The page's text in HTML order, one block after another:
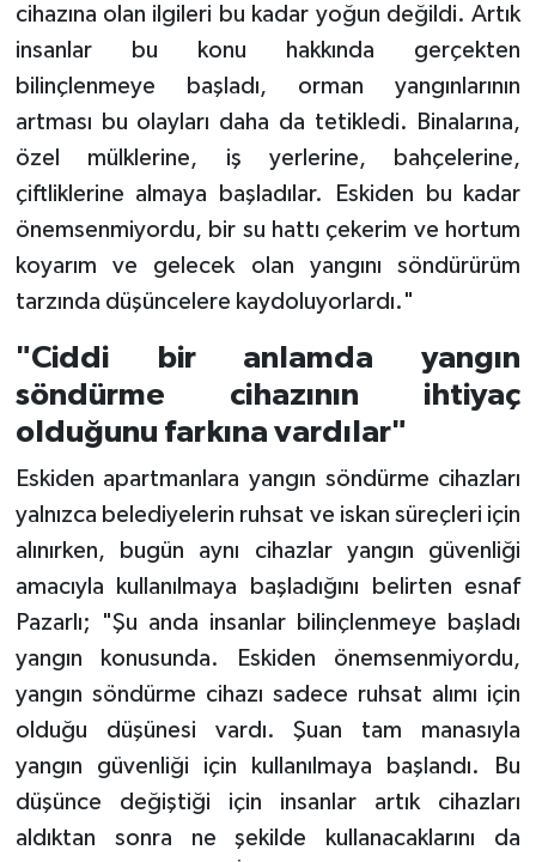
cihazına olan ilgileri bu kadar yoğun değildi. Artık
insanlar bu konu hakkında gerçekten
bilinçlenmeye başladı, orman yangınlarının
artması bu olayları daha da tetikledi. Binalarına,
özel mülklerine, iş yerlerine, bahçelerine,
çiftliklerine almaya başladılar. Eskiden bu kadar
önemsenmiyordu, bir su hattı çekerim ve hortum
koyarım ve gelecek olan yangını söndürürüm
tarzında düşüncelere kaydoluyorlardı."
"Ciddi bir anlamda yangın
söndürme cihazının ihtiyaç
olduğunu farkına vardılar"
Eskiden apartmanlara yangın söndürme cihazları
yalnızca belediyelerin ruhsat ve iskan süreçleri için
alınırken, bugün aynı cihazlar yangın güvenliği
amacıyla kullanılmaya başladığını belirten esnaf
Pazarlı; "Şu anda insanlar bilinçlenmeye başladı
yangın konusunda. Eskiden önemsenmiyordu,
yangın söndürme cihazı sadece ruhsat alımı için
olduğu düşünesi vardı. Şuan tam manasıyla
yangın güvenliği için kullanılmaya başlandı. Bu
düşünce değiştiği için insanlar artık cihazları
aldıktan sonra ne şekilde kullanacaklarını da